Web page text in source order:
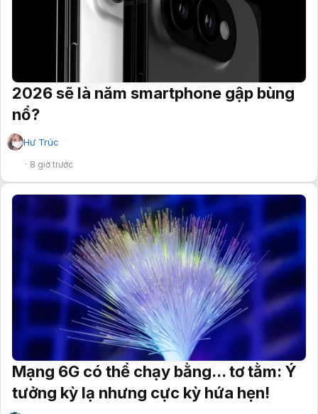
2026 sẽ là năm smartphone gập bùng
nổ?
Hư Trúc
8 giờ trước
Mạng 6G có thể chạy bằng... tơ tằm: Ý
tưởng kỳ lạ nhưng cực kỳ hứa hẹn!